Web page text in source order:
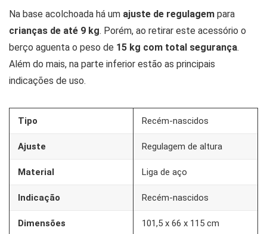
Na base acolchoada há um ajuste de regulagem para
crianças de até 9 kg. Porém, ao retirar este acessório o
berço aguenta o peso de 15 kg com total segurança.
Além do mais, na parte inferior estão as principais
indicações de uso.
Tipo Recém-nascidos
Ajuste Regulagem de altura
Material Liga de aço
Indicação Recém-nascidos
Dimensões 101,5 x 66 x 115 cm